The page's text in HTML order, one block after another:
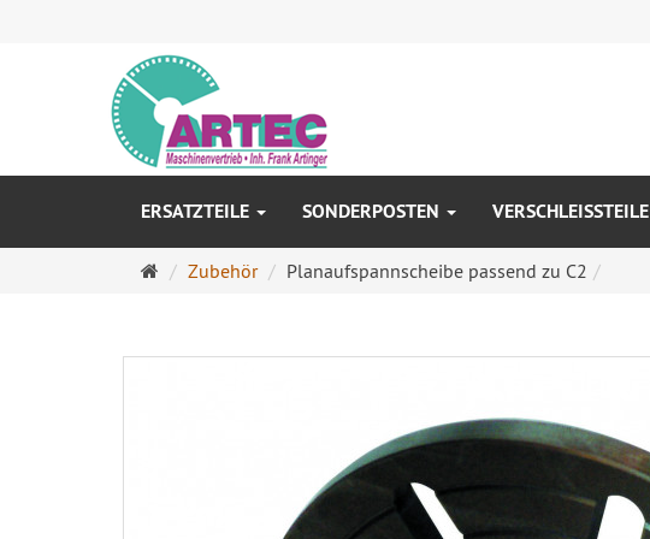
ERSATZTEILE SONDERPOSTEN VERSCHLEISSTEILE
Startseite
Zubehör Planaufspannscheibe passend zu C2